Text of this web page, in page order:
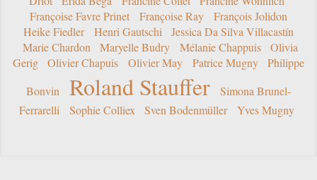
Françoise Favre Prinet
Françoise Ray
François Jolidon
Heike Fiedler
Henri Gautschi
Jessica Da Silva Villacastín
Marie Chardon
Maryelle Budry Mélanie Chappuis
Olivia
Gerig
Olivier Chapuis Olivier May Patrice Mugny
Philippe
Bonvin
Roland Stauffer
Simona Brunel-
Ferrarelli
Sophie Colliex Sven Bodenmüller Yves Mugny